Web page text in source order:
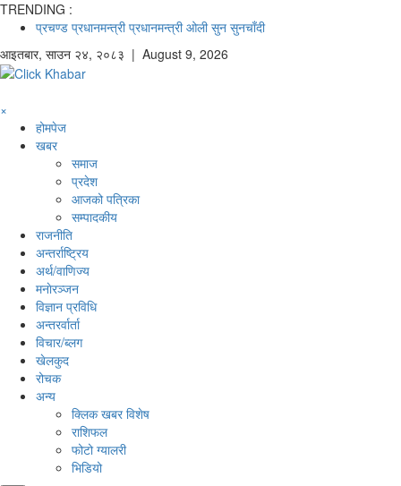
TRENDING :
प्रचण्ड प्रधानमन्त्री प्रधानमन्त्री ओली सुन सुनचाँदी
आइतबार, साउन २४, २०८३ | August 9, 2026
×
होमपेज
खबर
समाज
प्रदेश
आजको पत्रिका
सम्पादकीय
राजनीति
अन्तर्राष्ट्रिय
अर्थ/वाणिज्य
मनाेरञ्जन
विज्ञान प्रविधि
अन्तरर्वार्ता
विचार/ब्लग
खेलकुद
रोचक
अन्य
क्लिक खबर विशेष
राशिफल
फोटो ग्यालरी
भिडियो